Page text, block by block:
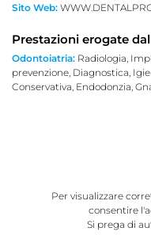
Sito Web:
Prestazioni erogate
Odontoiatria: Radiologia,
prevenzione, Diagnostica,
Conservativa, Endodonzia,
Per visualizzare
consentire
Si prega di